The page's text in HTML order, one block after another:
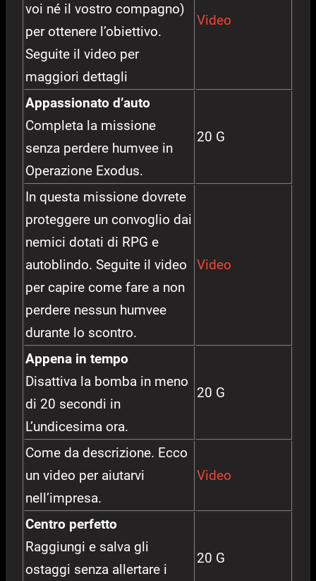
voi né il vostro compagno)
per ottenere l’obiettivo.
Seguite il video per
maggiori dettagli
Video
Appassionato d’auto
Completa la missione
senza perdere humvee in
Operazione Exodus.
20 G
In questa missione dovrete
proteggere un convoglio dai
nemici dotati di RPG e
autoblindo. Seguite il video
per capire come fare a non
perdere nessun humvee
durante lo scontro.
Video
Appena in tempo
Disattiva la bomba in meno
di 20 secondi in
L’undicesima ora.
20 G
Come da descrizione. Ecco
un video per aiutarvi
nell’impresa.
Video
Centro perfetto
Raggiungi e salva gli
ostaggi senza allertare i
20 G